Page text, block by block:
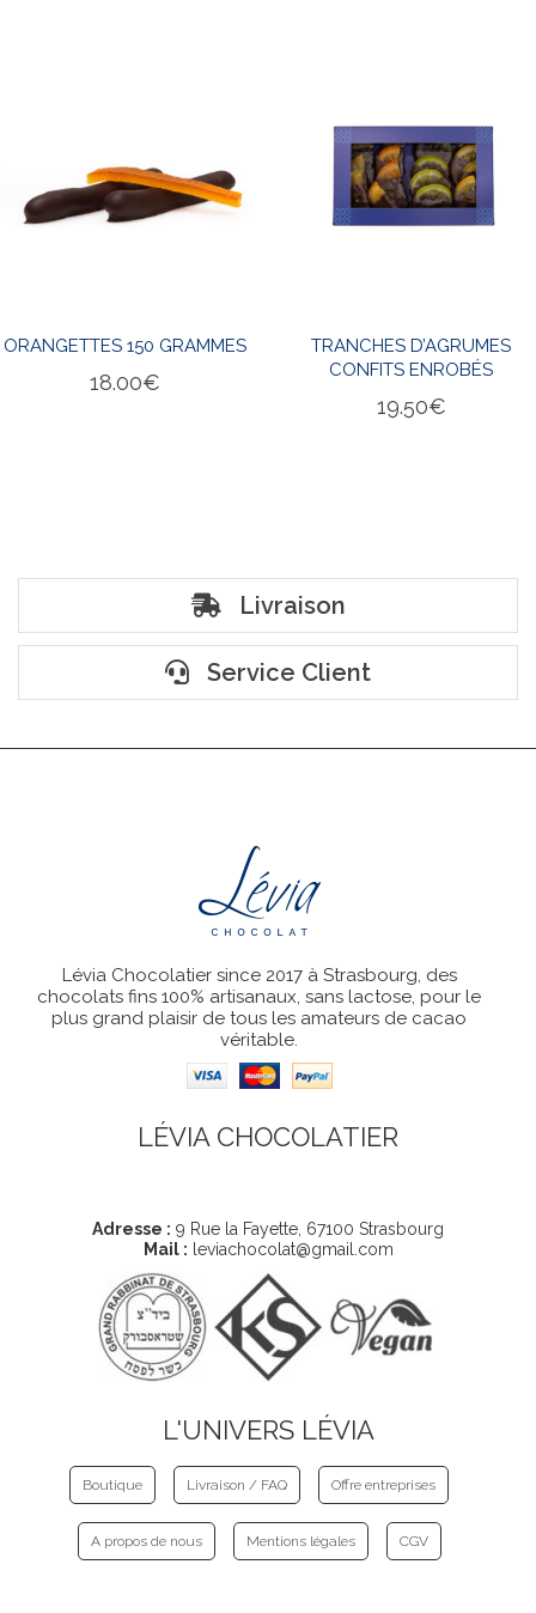
ORANGETTES 150 GRAMMES
18.00€
TRANCHES D’AGRUMES
CONFITS ENROBÉS
19.50€
Livraison
Service Client
Lévia Chocolatier since 2017 à Strasbourg, des
chocolats fins 100% artisanaux, sans lactose, pour le
plus grand plaisir de tous les amateurs de cacao
véritable.
LÉVIA CHOCOLATIER
Adresse : 9 Rue la Fayette, 67100 Strasbourg
Mail : leviachocolat@gmail.com
L'UNIVERS LÉVIA
Boutique Livraison / FAQ Offre entreprises
A propos de nous Mentions légales CGV